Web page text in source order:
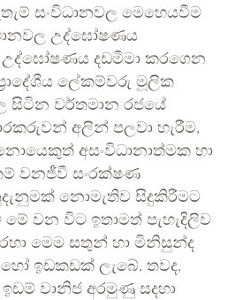
සංවිධානවල මෙහෙයවීම
උද්ඝෝෂණය
උද්ඝෝෂණය දඩමීමා කරගෙන
ලේකම්වරු මූලික
සිටින වර්තමාන රජයේ
අලින් පලවා හැරීම,
අසංවිධානාත්මක හා
වනජීවී සංරක්ෂණ
නොමැතිව සිදුකිරීමට
වන විට ඉතාමත් පැහැදිලිව
මෙම සතුන් හා මිනිසුන්ද
ඉඩකඩක් ලැබේ. තවද,
වානිජ අරමුණු සදහා